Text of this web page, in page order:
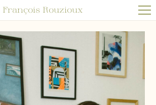
François Rouzioux